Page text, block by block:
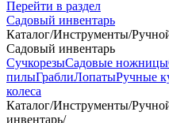
Перейти в раздел
Садовый инвентарь
Каталог/Инструменты/
Садовый инвентарь
СучкорезыСадовые ножницы
пилыГраблиЛопатыРучные
колеса
Каталог/Инструменты/
инвентарь/